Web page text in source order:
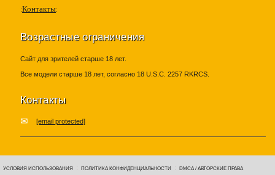
Контакты
Возрастные ограничения
Сайт для зрителей старше 18 лет.
Все модели старше 18 лет, согласно 18 U.S.C. 2257 RKRCS.
Контакты
[email protected]
УСЛОВИЯ ИСПОЛЬЗОВАНИЯ ПОЛИТИКА КОНФИДЕНЦИАЛЬНОСТИ DMCA / АВТОРСКИЕ ПРАВА